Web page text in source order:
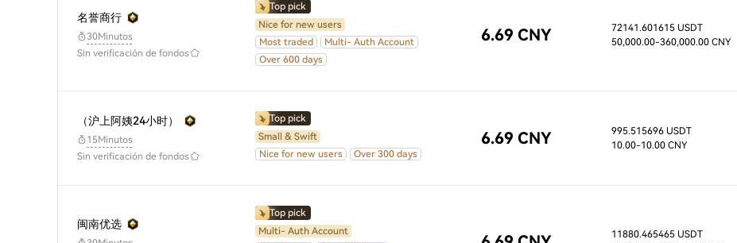
名誉商行
30Minutos
Sin verificación de fondos
Top pick
Nice for new users
Most traded
Multi- Auth Account
Over 600 days
6.69 CNY
72141.601615 USDT
50,000.00-360,000.00 CNY
（沪上阿姨24小时）
15Minutos
Sin verificación de fondos
Top pick
Small & Swift
Nice for new users
Over 300 days
6.69 CNY
995.515696 USDT
10.00-10.00 CNY
闽南优选
Top pick
Multi- Auth Account
11880.465465 USDT